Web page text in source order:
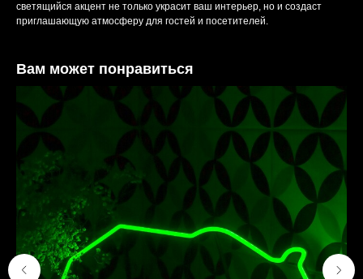
светящийся акцент не только украсит ваш интерьер, но и создаст
приглашающую атмосферу для гостей и посетителей.
Вам может понравиться